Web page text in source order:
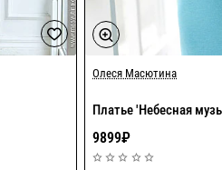
Олеся Масютина
Платье 'Небесная
9899₽